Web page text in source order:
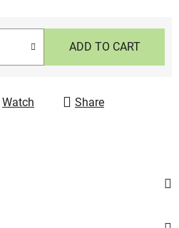
ADD TO CART
Watch Share